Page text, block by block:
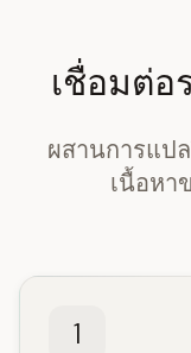
เชื่อมต่อ
ผสานการแป
เนื้อหา
1